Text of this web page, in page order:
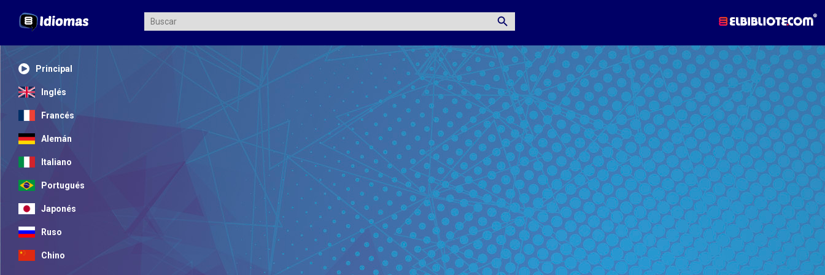
Principal
Inglés
Francés
Alemán
Italiano
Portugués
Japonés
Ruso
Chino